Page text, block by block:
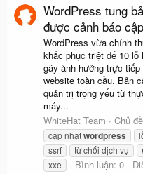
WordPress tung
được cảnh báo
WordPress vừa chính
khắc phục triệt để 10 lỗ
gây ảnh hưởng trực
website toàn cầu. Bản
quản trị trọng yếu từ
máy...
WhiteHat Team
Chủ đề
cập nhậtwordpress
ssrf
từ chối dịch vụ
xxe
Bình luận: 0